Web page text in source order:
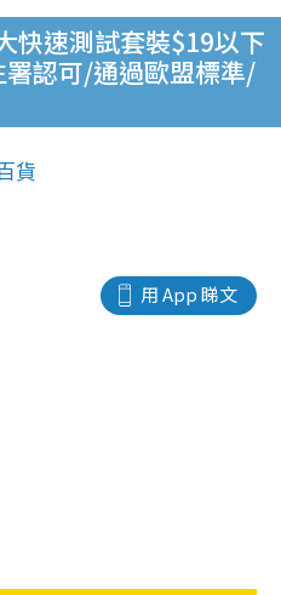
快速測試套裝$19以下
認可/通過歐盟標準/
貨
用 App 睇文